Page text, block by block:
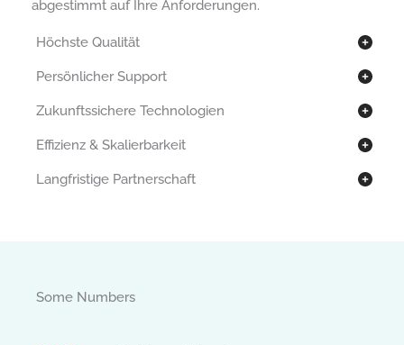
abgestimmt auf Ihre Anforderungen.
Höchste Qualität
Persönlicher Support
Zukunftssichere Technologien
Effizienz & Skalierbarkeit
Langfristige Partnerschaft
Some Numbers​